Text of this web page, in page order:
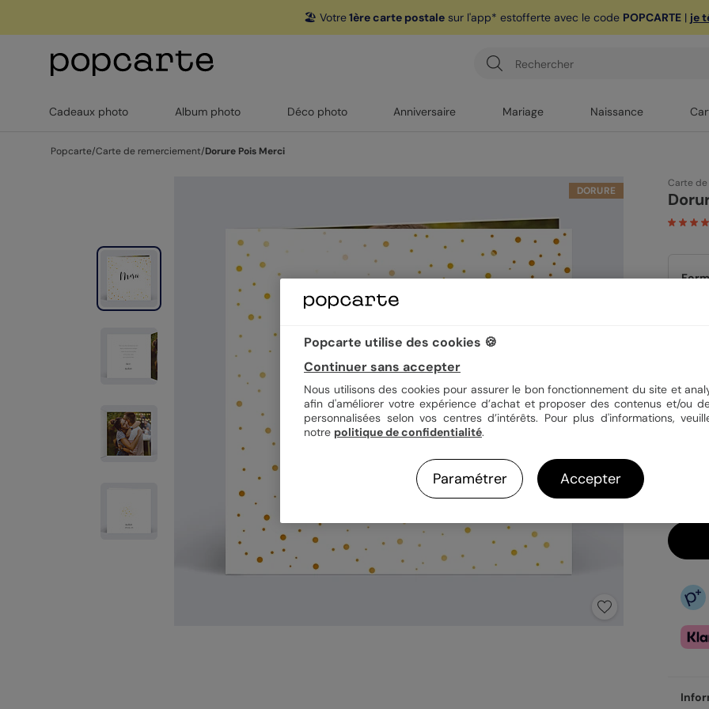
🏖️ Votre1ère carte postalesur l'app* estofferte avec le code POPCARTE| je
Cadeaux photo Album photo Déco photo Anniversaire Mariage Naissance
Popcarte/Carte de remerciement/Dorure Pois Merci
DORURE
Carte
Popcarte utilise des cookies 🍪
Continuer sans accepter
Nous utilisons des cookies pour assurer le bon fonctionnement du site et
afin d'améliorer votre expérience d’achat et proposer des contenus et/ou
personnalisées selon vos centres d’intérêts. Pour plus d'informations,
notre politique de confidentialité.
Paramétrer Accepter